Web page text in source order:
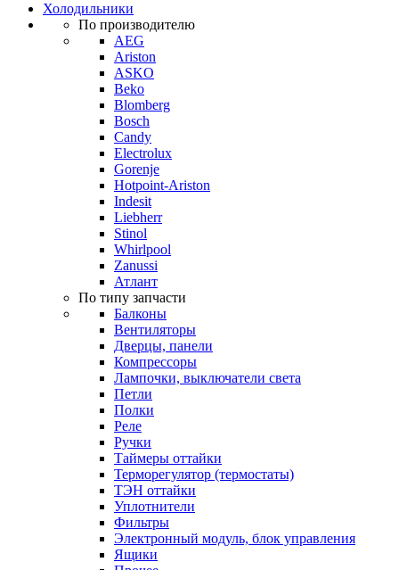
Холодильники
По производителю
AEG
Ariston
ASKO
Beko
Blomberg
Bosch
Candy
Electrolux
Gorenje
Hotpoint-Ariston
Indesit
Liebherr
Stinol
Whirlpool
Zanussi
Атлант
По типу запчасти
Балконы
Вентиляторы
Дверцы, панели
Компрессоры
Лампочки, выключатели света
Петли
Полки
Реле
Ручки
Таймеры оттайки
Терморегулятор (термостаты)
ТЭН оттайки
Уплотнители
Фильтры
Электронный модуль, блок управления
Ящики